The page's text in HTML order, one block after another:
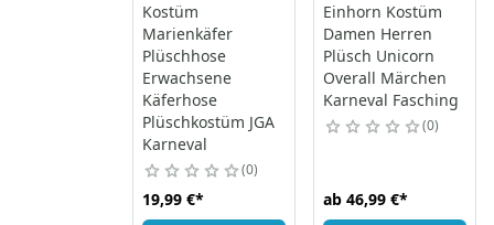
Kostüm
Marienkäfer
Plüschhose
Erwachsene
Käferhose
Plüschkostüm JGA
Karneval
0
19,99 €*
Einhorn Kostüm
Damen Herren
Plüsch Unicorn
Overall Märchen
Karneval Fasching
0
ab 46,99 €*